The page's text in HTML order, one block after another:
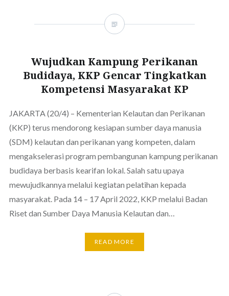
Wujudkan Kampung Perikanan
Budidaya, KKP Gencar Tingkatkan
Kompetensi Masyarakat KP
JAKARTA (20/4) – Kementerian Kelautan dan Perikanan
(KKP) terus mendorong kesiapan sumber daya manusia
(SDM) kelautan dan perikanan yang kompeten, dalam
mengakselerasi program pembangunan kampung perikanan
budidaya berbasis kearifan lokal. Salah satu upaya
mewujudkannya melalui kegiatan pelatihan kepada
masyarakat. Pada 14 – 17 April 2022, KKP melalui Badan
Riset dan Sumber Daya Manusia Kelautan dan…
READ MORE